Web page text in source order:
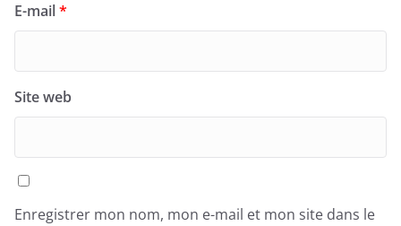
E-mail*
Site web
Enregistrer mon nom, mon e-mail et mon site dans le